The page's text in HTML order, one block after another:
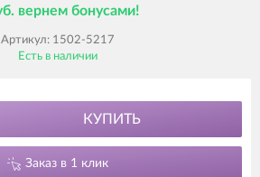
вернем бонусами!
Артикул: 1502-5217
Есть в наличии
КУПИТЬ
Заказ в 1 клик